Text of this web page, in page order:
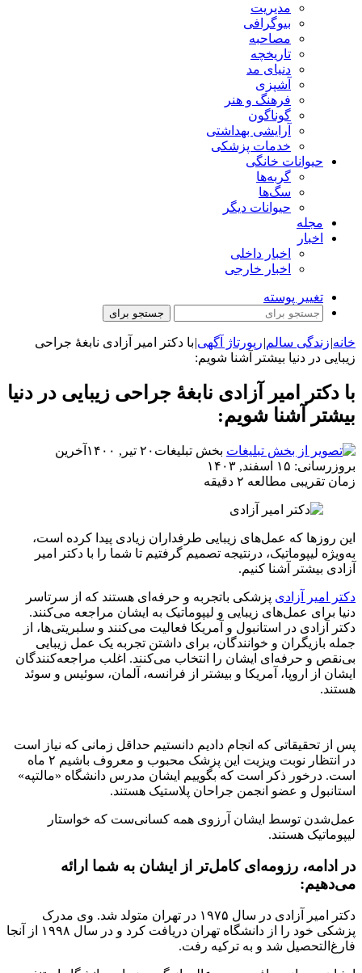
مدیریت
بیوگرافی
مصاحبه
تاریخچه
دنیای مد
آشپزی
فرهنگ و هنر
گوناگون
آرایشی بهداشتی
خدمات پزشکی
حیوانات خانگی
گربه‌ها
سگ‌ها
حیوانات دیگر
مجله
اخبار
اخبار داخلی
اخبار خارجی
تغییر پوسته
جستجو برای
خانه|زندگی سالم|رپورتاژ آگهی|با دکتر امیر آزادی نابغۀ جراحی
زیبایی در دنیا بیشتر آشنا شویم:
با دکتر امیر آزادی نابغۀ جراحی زیبایی در دنیا
بیشتر آشنا شویم:
بخش تبلیغات ۲۰ تیر, ۱۴۰۰
آخرین
بروزرسانی: ۱۵ اسفند, ۱۴۰۳
زمان تقریبی مطالعه ۲ دقیقه
این روز‌ها که عمل‌های زیبایی طرفداران زیادی پیدا کرده است،
به‌ویژه لیپوماتیک، درنتیجه تصمیم گرفتیم تا شما را با دکتر امیر
آزادی بیشتر آشنا کنیم.
دکتر امیر آزادی پزشکی باتجربه و حرفه‌ای هستند که از سرتاسر
دنیا برای عمل‌های زیبایی و لیپوماتیک به ایشان مراجعه می‌کنند.
دکتر آزادی در استانبول و آمریکا فعالیت می‌کنند و سلبریتی‌ها، از
جمله بازیگران و خوانندگان، برای داشتن تجربه یک عمل زیبایی
بی‌نقص و حرفه‌ای ایشان را انتخاب می‌کنند. اغلب مراجعه‌کنندگان
ایشان از اروپا، آمریکا و بیشتر از فرانسه، آلمان، سوئیس و سوئد
هستند.
پس از تحقیقاتی که انجام دادیم دانستیم حداقل زمانی که نیاز است
در انتظار نوبت ویزیت این پزشک محبوب و معروف باشیم ۲ ماه
است. درخور ذکر است که بگوییم ایشان مدرس دانشگاه «مالتپه»
استانبول و عضو انجمن جراحان پلاستیک هستند.
عمل‌شدن توسط ایشان آرزوی همه کسانی‌ست که خواستار
لیپوماتیک هستند.
در ادامه، رزومه‌ای کامل‌تر از ایشان به شما ارائه
می‌دهیم:
دکتر امیر آزادی در سال ۱۹۷۵ در تهران متولد شد. وی مدرک
پزشکی خود را از دانشگاه تهران دریافت کرد و در سال ۱۹۹۸ از آنجا
فارغ‌التحصیل شد و به ترکیه رفت.